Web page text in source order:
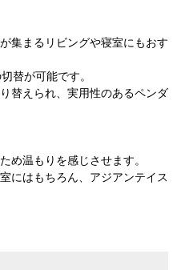
集まるリビングや寝室にもおす
替が可能です。
替えられ、実用性のあるペンダ
め温もりを感じさせます。
にはもちろん、アジアンテイス